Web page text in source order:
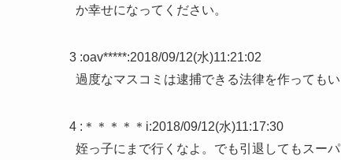
か幸せになってください。
3 :oav*****:2018/09/12(水)11:21:02
過度なマスコミは逮捕できる法律を作ってもい
4 : ＊＊＊＊＊i:2018/09/12(水)11:17:30
姪っ子にまで行くなよ。でも引退してもスー